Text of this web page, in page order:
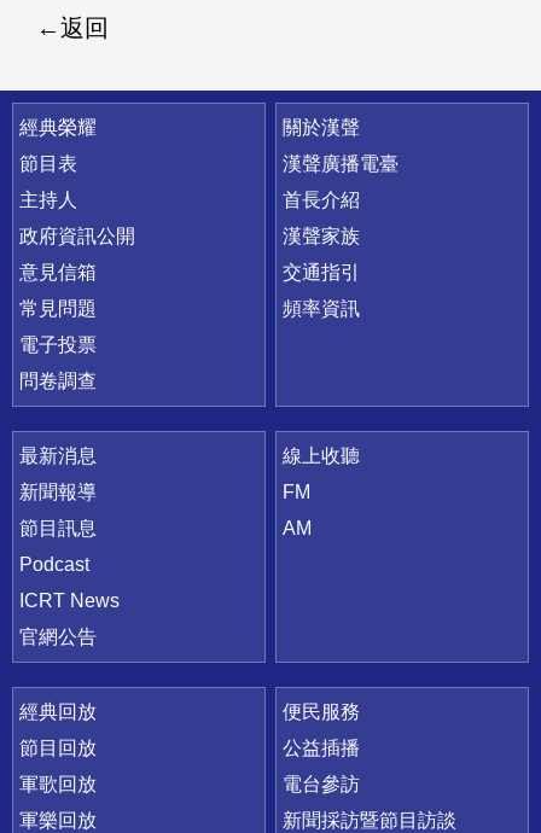
返回
快速連結
經典榮耀
節目表
主持人
政府資訊公開
意見信箱
常見問題
電子投票
問卷調查
關於漢聲
漢聲廣播電臺
首長介紹
漢聲家族
交通指引
頻率資訊
最新消息
新聞報導
節目訊息
Podcast
ICRT News
官網公告
線上收聽
FM
AM
經典回放
節目回放
軍歌回放
軍樂回放
便民服務
公益插播
電台參訪
新聞採訪暨節目訪談